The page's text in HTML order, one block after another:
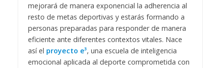
mejorará de manera exponencial la adherencia al
resto de metas deportivas y estarás formando a
personas preparadas para responder de manera
eficiente ante diferentes contextos vitales. Nace
así el proyecto e³, una escuela de inteligencia
emocional aplicada al deporte comprometida con